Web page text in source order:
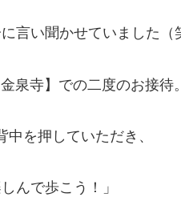
言い聞かせていました（
泉寺】での二度のお接待。
を押していただき、
んで歩こう！」